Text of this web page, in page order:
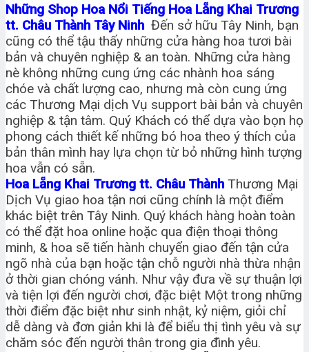
Những Shop Hoa Nổi Tiếng Hoa Lẵng Khai Trương
tt. Châu Thành Tây Ninh Đến sở hữu Tây Ninh, bạn
cũng có thể tậu thấy những cửa hàng hoa tươi bài
bản và chuyên nghiệp & an toàn. Những cửa hàng
nè không những cung ứng các nhành hoa sáng
chóe và chất lượng cao, nhưng mà còn cung ứng
các Thương Mại dịch Vụ support bài bản và chuyên
nghiệp & tận tâm. Quý Khách có thể dựa vào bọn họ
phong cách thiết kế những bó hoa theo ý thích của
bản thân mình hay lựa chọn từ bỏ những hình tượng
hoa vẫn có sẵn.
Hoa Lẵng Khai Trương tt. Châu Thành Thương Mại
Dịch Vụ giao hoa tận nơi cũng chính là một điểm
khác biệt trên Tây Ninh. Quý khách hàng hoàn toàn
có thể đặt hoa online hoặc qua điện thoại thông
minh, & hoa sẽ tiến hành chuyển giao đến tận cửa
ngõ nhà của bạn hoặc tận chỗ người nhà thừa nhận
ở thời gian chóng vánh. Như vậy đưa về sự thuận lợi
và tiện lợi đến người chơi, đặc biệt Một trong những
thời điểm đặc biệt như sinh nhật, kỷ niệm, giỏi chỉ
dễ dàng và đơn giản khi là để biểu thị tình yêu và sự
chăm sóc đến người thân trong gia đình yêu.